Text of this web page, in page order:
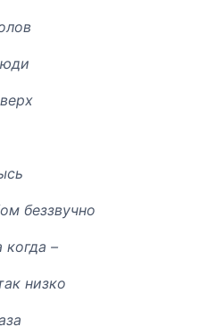
беззвучно
когда –
низко